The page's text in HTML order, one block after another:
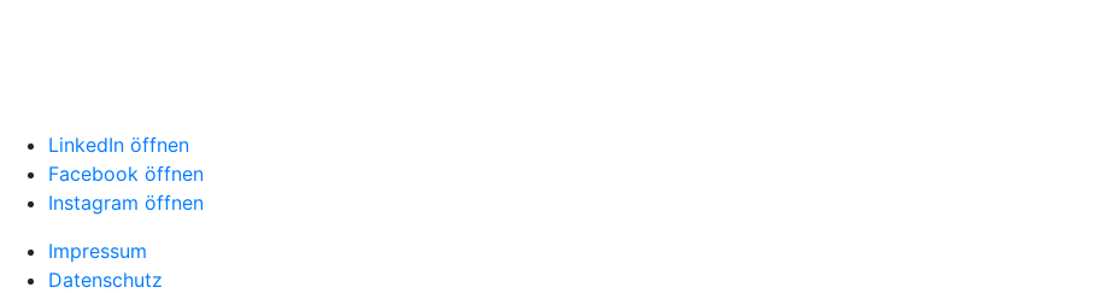
LinkedIn öffnen
Facebook öffnen
Instagram öffnen
Impressum
Datenschutz